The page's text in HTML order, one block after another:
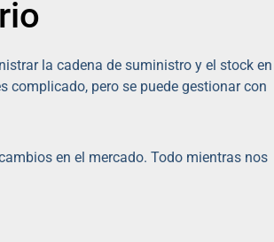
la cadena de suministro y el stock en
complicado, pero se puede gestionar con
en el mercado. Todo mientras nos